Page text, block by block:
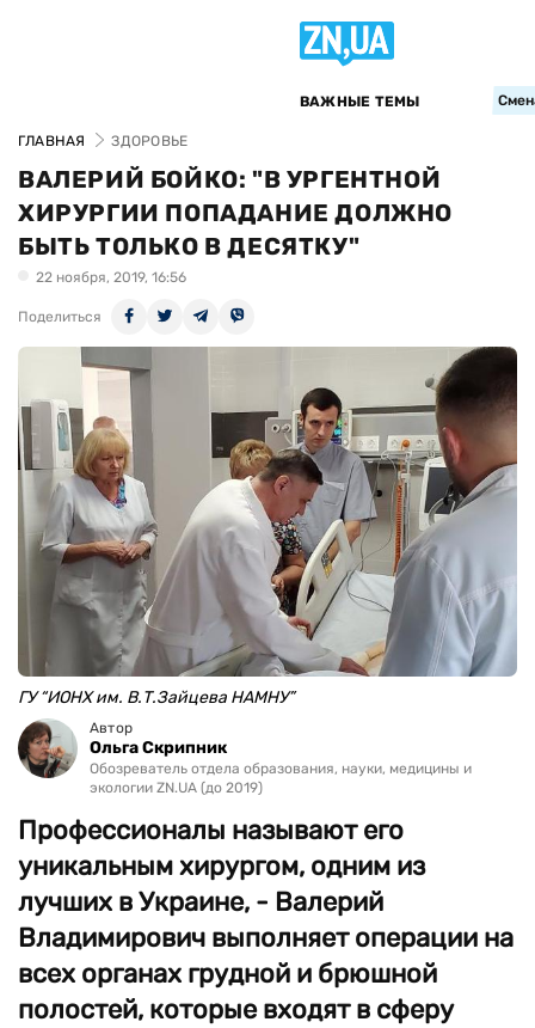
ВАЖНЫЕ ТЕМЫ
ГЛАВНАЯ ЗДОРОВЬЕ
ВАЛЕРИЙ БОЙКО: "В УРГЕНТНОЙ
ХИРУРГИИ ПОПАДАНИЕ ДОЛЖНО
БЫТЬ ТОЛЬКО В ДЕСЯТКУ"
22 ноября, 2019, 16:56
Поделиться
ГУ “ИОНХ им. В.Т.Зайцева НАМНУ”
Автор
Ольга Скрипник
Обозреватель отдела образования, науки, медицины и
экологии ZN.UA (до 2019)
Профессионалы называют его
уникальным хирургом, одним из
лучших в Украине, - Валерий
Владимирович выполняет операции на
всех органах грудной и брюшной
полостей, которые входят в сферу